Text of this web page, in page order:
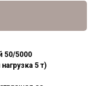
50/5000
5 т)